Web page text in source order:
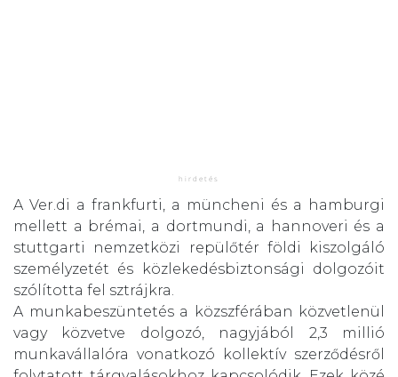
A Ver.di a frankfurti, a müncheni és a hamburgi
mellett a brémai, a dortmundi, a hannoveri és a
stuttgarti nemzetközi repülőtér földi kiszolgáló
személyzetét és közlekedésbiztonsági dolgozóit
szólította fel sztrájkra.
A munkabeszüntetés a közszférában közvetlenül
vagy közvetve dolgozó, nagyjából 2,3 millió
munkavállalóra vonatkozó kollektív szerződésről